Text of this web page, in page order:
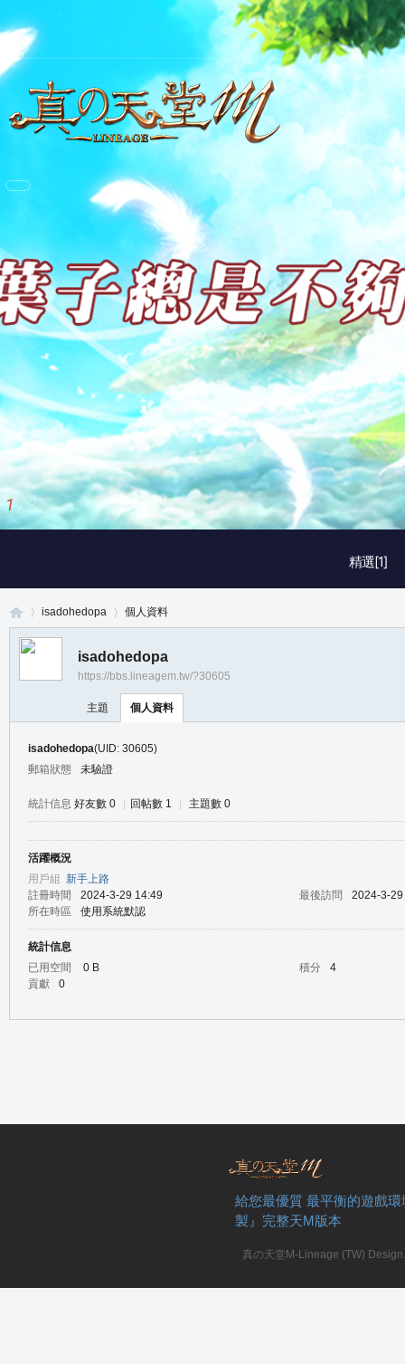
精選[1]
1 / 3
isadohedopa 個人資料
isadohedopa
https://bbs.lineagem.tw/?30605
主題 個人資料
isadohedopa(UID: 30605)
郵箱狀態
未驗證
統計信息 好友數 0 回帖數 1 主題數 0
活躍概況
用戶組 新手上路
註冊時間
2024-3-29 14:49 最後訪問
2024-3-
所在時區
使用系統默認
統計信息
已用空間
0 B 積分
4
貢獻
0
給您最優質 最平衡的遊戲
製』完整天M版本
真の天堂M-Lineage (TW)